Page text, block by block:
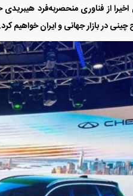
در بازار جهانی و ایران خواهیم کرد.